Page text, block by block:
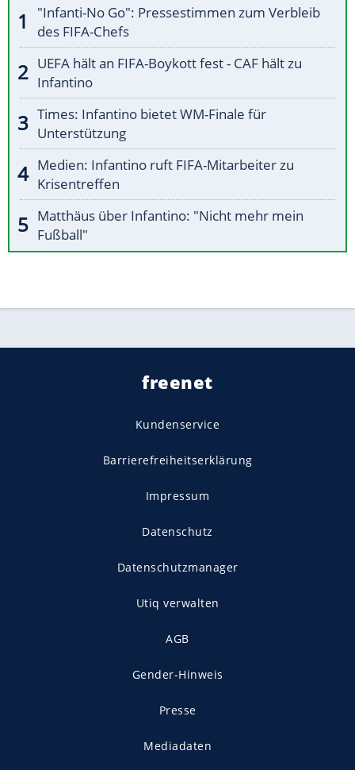
"Infanti-No Go": Pressestimmen zum Verbleib
des FIFA-Chefs
UEFA hält an FIFA-Boykott fest - CAF hält zu
Infantino
Times: Infantino bietet WM-Finale für
Unterstützung
Medien: Infantino ruft FIFA-Mitarbeiter zu
Krisentreffen
Matthäus über Infantino: "Nicht mehr mein
Fußball"
freenet
Kundenservice
Barrierefreiheitserklärung
Impressum
Datenschutz
Datenschutzmanager
Utiq verwalten
AGB
Gender-Hinweis
Presse
Mediadaten